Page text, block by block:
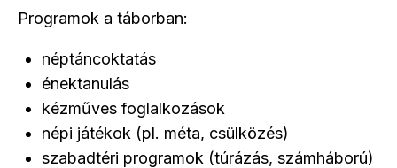
Programok a táborban:
néptáncoktatás
énektanulás
kézműves foglalkozások
népi játékok (pl. méta, csülközés)
szabadtéri programok (túrázás, számháború)